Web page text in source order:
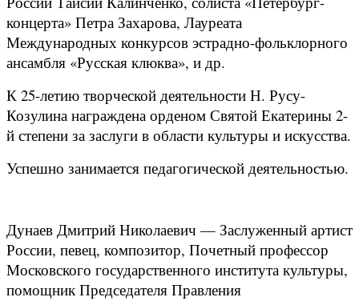
концерта» Петра Захарова, Лауреата
Международных конкурсов эстрадно-фольклорного
ансамбля «Русская клюква», и др.
К 25-летию творческой деятельности Н. Русу-
Козулина награждена орденом Святой Екатерины 2-
й степени за заслуги в области культуры и искусства.
Успешно занимается педагогической деятельностью.
Дунаев Дмитрий Николаевич — Заслуженный артист
России, певец, композитор, Почетный профессор
Московского государственного института культуры,
помощник Председателя Правления